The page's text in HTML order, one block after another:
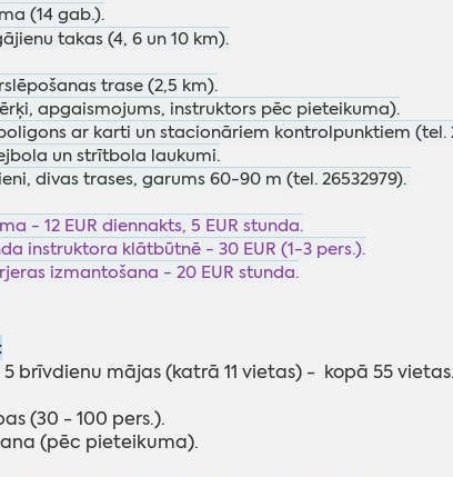
(14 gab.).
takas (4, 6 un 10 km).
trase (2,5 km).
apgaismojums, instruktors pēc pieteikuma).
ar karti un stacionāriem kontrolpunktiem (tel.
un strītbola laukumi.
divas trases, garums 60-90 m (tel. 26532979).
- 12 EUR diennakts, 5 EUR stunda.
instruktora klātbūtnē - 30 EUR (1-3 pers.).
izmantošana - 20 EUR stunda.
brīvdienu mājas (katrā 11 vietas) - kopā 55
(30 - 100 pers.).
(pēc pieteikuma).